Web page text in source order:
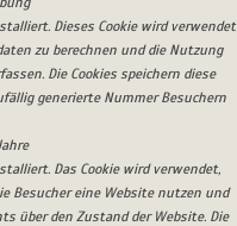
Dieses Cookie wird verwendet
zu berechnen und die Nutzung
Die Cookies speichern diese
generierte Nummer Besuchern
Das Cookie wird verwendet,
Besucher eine Website nutzen und
über den Zustand der Website. Die